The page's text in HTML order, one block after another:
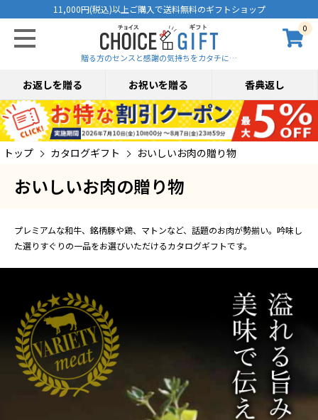
11,000円(税込)以上ご購入で送料無料のギフトショップ
0
贈る方のセンスと感謝の気持ちをカタチに…
お返しを贈る お祝いを贈る 香典返し
トップ カタログギフト おいしいお肉の贈り物
おいしいお肉の贈り物
プレミアムな和牛、銘柄豚や鶏、マトンなど、話題のお肉が勢揃い。吟味し
た選りすぐりの一品をお選びいただけるカタログギフトです。